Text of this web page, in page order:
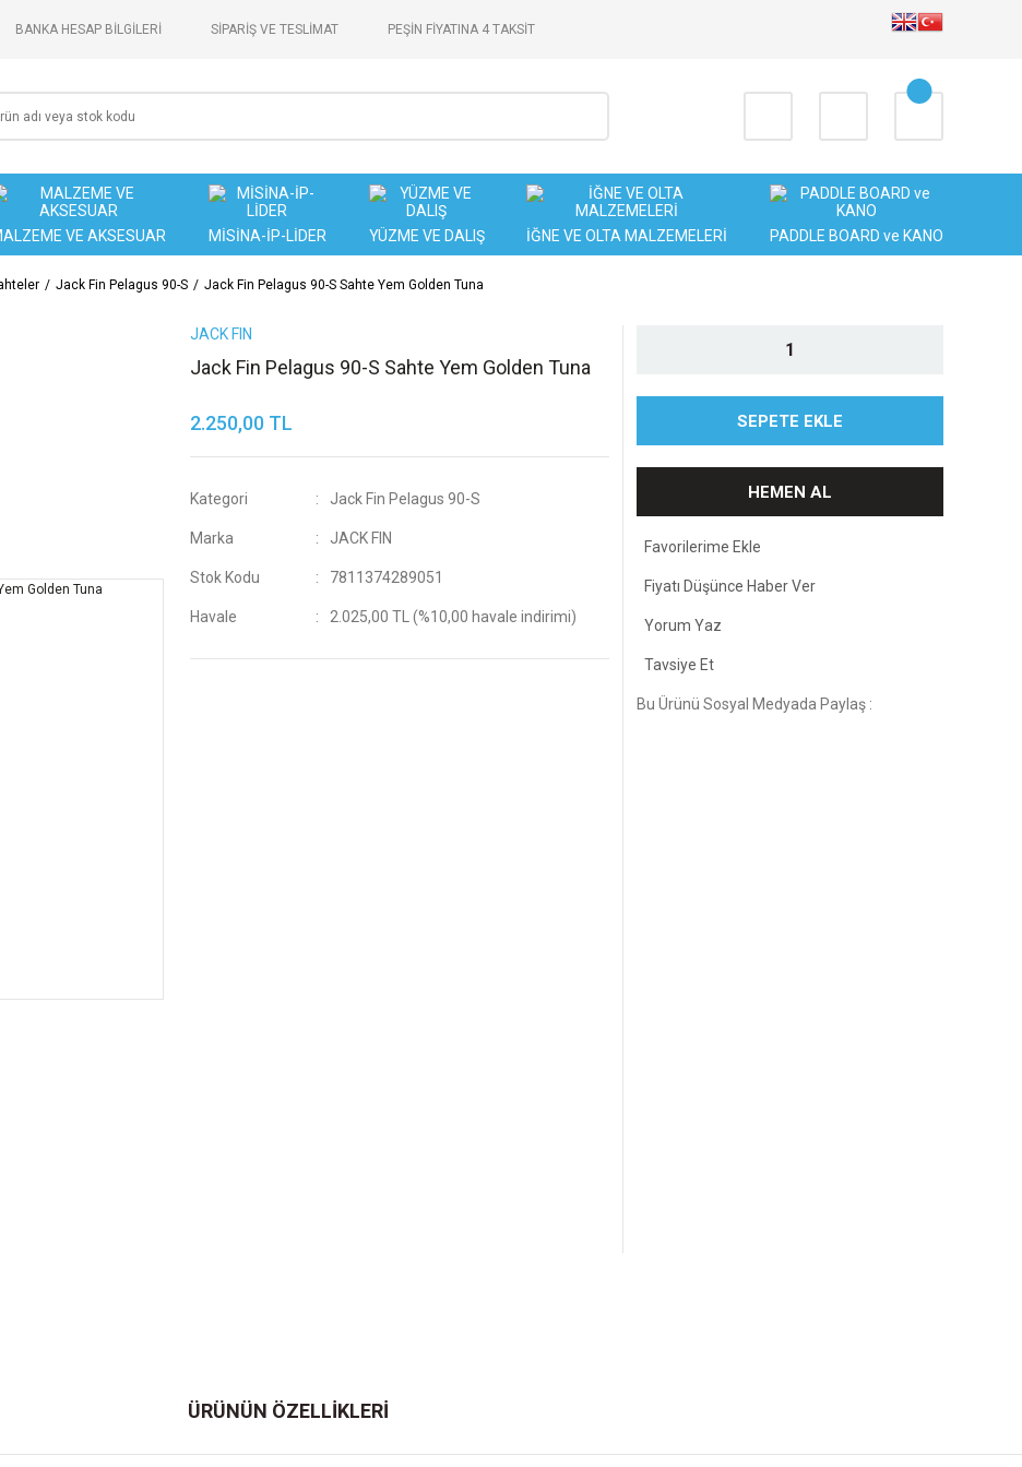
BANKA HESAP BİLGİLERİ SİPARİŞ VE TESLİMAT PEŞİN FİYATINA 4 TAKSİT
VE AKSESUAR MİSİNA-İP-LİDER YÜZME VE DALIŞ İĞNE VE OLTA MALZEMELERİ PADDLE BOARD ve KANO
Jack Fin Pelagus 90-S Jack Fin Pelagus 90-S Sahte Yem Golden Tuna
JACK FIN
Jack Fin Pelagus 90-S Sahte Yem Golden Tuna
2.250,00 TL
Kategori Jack Fin Pelagus 90-S
Marka JACK FIN
Stok Kodu 7811374289051
Havale 2.025,00 TL (%10,00 havale indirimi)
SEPETE EKLE
HEMEN AL
Fiyatı Düşünce Haber Ver
Yorum Yaz
Tavsiye Et
Bu Ürünü Sosyal Medyada Paylaş :
ÜRÜNÜN ÖZELLİKLERİ